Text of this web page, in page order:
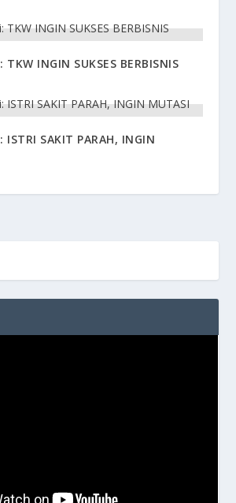
INGIN SUKSES BERBISNIS
SAKIT PARAH, INGIN